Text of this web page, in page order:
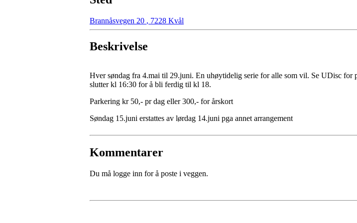
Brannåsvegen 20 , 7228 Kvål
Beskrivelse
Hver søndag fra 4.mai til 29.juni. En uhøytidelig serie for alle som vil. Se UDisc
slutter kl 16:30 for å bli ferdig til kl 18.
Parkering kr 50,- pr dag eller 300,- for årskort
Søndag 15.juni erstattes av lørdag 14.juni pga annet arrangement
Kommentarer
Du må logge inn for å poste i veggen.